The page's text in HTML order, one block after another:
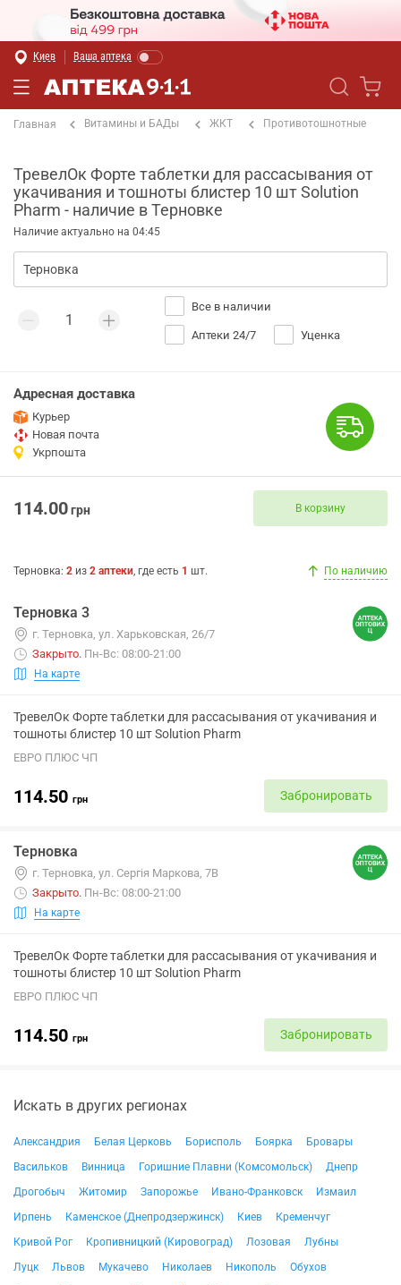
Киев Ваша аптека
Главная Витамины и БАДы ЖКТ Противотошнотные
ТревелОк Форте таблетки для рассасывания от
укачивания и тошноты блистер 10 шт Solution
Pharm - наличие в Терновке
Наличие актуально на 04:45
Все в наличии
Аптеки 24/7 Уценка
Адресная доставка
Курьер
Новая почта
Укрпошта
114.00грн В корзину
Терновка: 2 из 2 аптеки, где есть 1 шт. По наличию
Терновка 3
г. Терновка, ул. Харьковская, 26/7
Закрыто. Пн-Вс: 08:00-21:00
На карте
ТревелОк Форте таблетки для рассасывания от укачивания и
тошноты блистер 10 шт Solution Pharm
ЕВРО ПЛЮС ЧП
114.50 грн Забронировать
Терновка
г. Терновка, ул. Сергія Маркова, 7В
Закрыто. Пн-Вс: 08:00-21:00
На карте
ТревелОк Форте таблетки для рассасывания от укачивания и
тошноты блистер 10 шт Solution Pharm
ЕВРО ПЛЮС ЧП
114.50 грн Забронировать
Искать в других регионах
Александрия Белая Церковь Борисполь Боярка
Бровары
Васильков
Винница Горишние Плавни (Комсомольск)
Днепр
Дрогобыч
Житомир Запорожье Ивано-Франковск
Измаил
Ирпень
Каменское (Днепродзержинск) Киев
Кременчуг
Кривой Рог
Кропивницкий (Кировоград) Лозовая
Лубны
Луцк
Львов Мукачево Николаев Никополь
Обухов